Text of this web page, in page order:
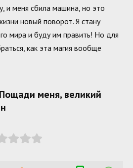
и меня сбила машина, но это
новый поворот. Я стану
мира и буду им править! Но для
как эта магия вообще
меня, великий